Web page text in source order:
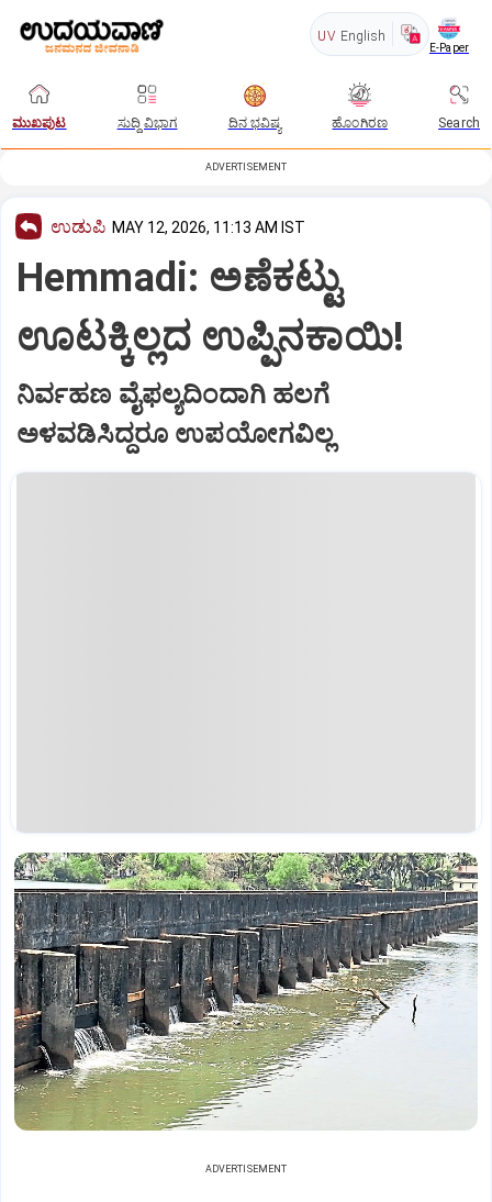
UV English
E-Paper
ಮುಖಪುಟ ಸುದ್ದಿ ವಿಭಾಗ ದಿನ ಭವಿಷ್ಯ ಹೊಂಗಿರಣ Search
ADVERTISEMENT
ಉಡುಪಿ MAY 12, 2026, 11:13 AM IST
Hemmadi: ಅಣೆಕಟ್ಟು
ಊಟಕ್ಕಿಲ್ಲದ ಉಪ್ಪಿನಕಾಯಿ!
ನಿರ್ವಹಣ ವೈಫಲ್ಯದಿಂದಾಗಿ ಹಲಗೆ
ಅಳವಡಿಸಿದ್ದರೂ ಉಪಯೋಗವಿಲ್ಲ
ADVERTISEMENT